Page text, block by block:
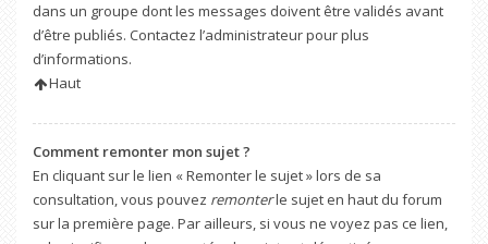
dans un groupe dont les messages doivent être validés avant
d’être publiés. Contactez l’administrateur pour plus
d’informations.
Haut
Comment remonter mon sujet ?
En cliquant sur le lien « Remonter le sujet » lors de sa
consultation, vous pouvez remonterle sujet en haut du forum
sur la première page. Par ailleurs, si vous ne voyez pas ce lien,